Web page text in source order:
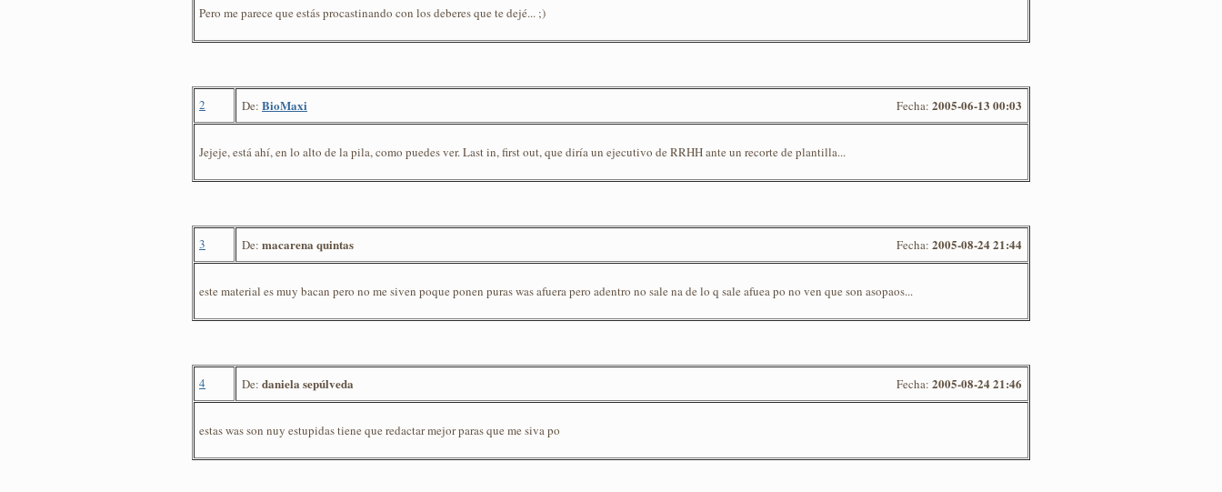
Pero me parece que estás procastinando con los deberes que te dejé... ;)
2 De: BioMaxi Fecha: 2005-06-13 00:03
Jejeje, está ahí, en lo alto de la pila, como puedes ver. Last in, first out, que diría un ejecutivo de RRHH ante un recorte de plantilla...
3 De: macarena quintas Fecha: 2005-08-24 21:44
este material es muy bacan pero no me siven poque ponen puras was afuera pero adentro no sale na de lo q sale afuea po no ven que son asopaos...
4 De: daniela sepúlveda Fecha: 2005-08-24 21:46
estas was son nuy estupidas tiene que redactar mejor paras que me siva po